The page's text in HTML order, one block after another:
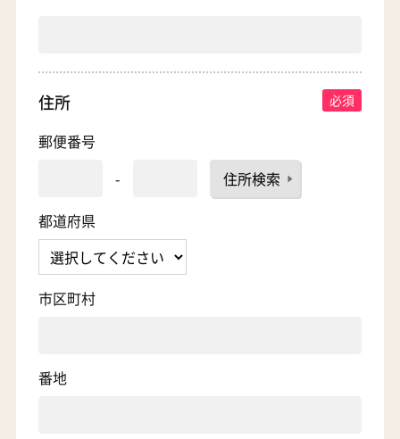
住所
郵便番号
-
住所検索
都道府県
市区町村
番地